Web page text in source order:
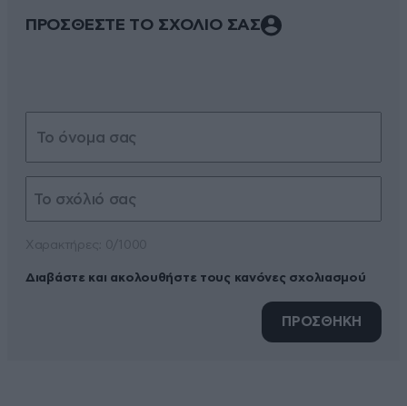
ΠΡΟΣΘΕΣΤΕ ΤΟ ΣΧΟΛΙΟ ΣΑΣ
Διαβάστε και ακολουθήστε τους κανόνες σχολιασμού
ΠΡΟΣΘΗΚΗ